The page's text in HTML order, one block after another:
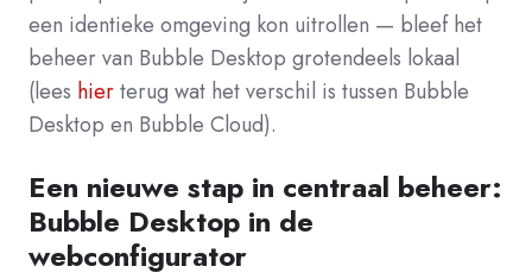
een identieke omgeving kon uitrollen — bleef het
beheer van Bubble Desktop grotendeels lokaal
(lees hierterug wat het verschil is tussen Bubble
Desktop en Bubble Cloud).
Een nieuwe stap in centraal beheer:
Bubble Desktop in de
webconfigurator